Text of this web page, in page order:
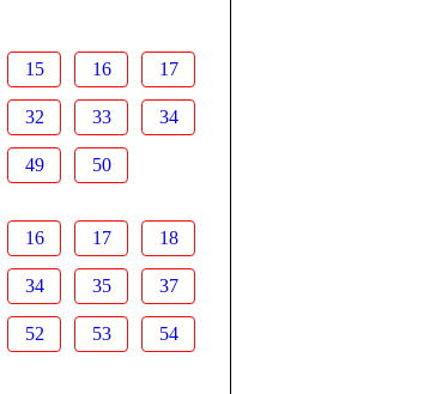
15 16 17
32 33 34
49 50
16 17 18
34 35 37
52 53 54